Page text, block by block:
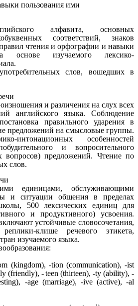
пользования ими
алфавита, основных
соответствий, знаков
чтения и орфографии и навыки
изучаемого лексико-
слов, вошедших в
и различения на слух всех
английского языка. Соблюдение
правильного ударения в
предложений на смысловые группы.
интонационных особенностей
и вопросительного
предложений. Чтение по
слов.
единицами, обслуживающими
и ситуации общения в пределах
500 лексических единиц для
и продуктивного) усвоения.
устойчивые словосочетания,
клише речевого этикета,
изучаемого языка.
(kingdom), -tion (communication), -ist
(friendly), -teen (thirteen), -ty (ability), -
-age (marriage), -ive (active), -al